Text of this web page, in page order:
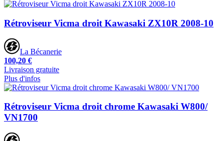
Rétroviseur Vicma droit Kawasaki ZX10R 2008-10
La Bécanerie
100,20 €
Livraison gratuite
Plus d'infos
Rétroviseur Vicma droit chrome Kawasaki W800/
VN1700